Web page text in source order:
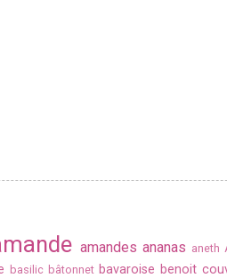
amandes ananas aneth
basilic bâtonnet bavaroise benoit